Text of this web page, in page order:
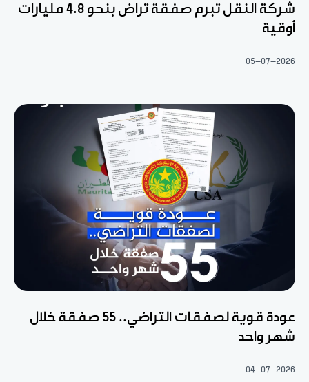
شركة النقل تبرم صفقة تراض بنحو 4.8 مليارات
أوقية
05-07-2026
عودة قوية لصفقات التراضي.. 55 صفقة خلال
شهر واحد
04-07-2026